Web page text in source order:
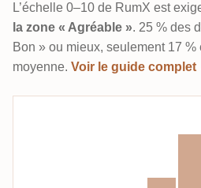
L’échelle 0–10 de RumX est
la zone « Agréable ». 25 % des
Bon » ou mieux, seulement 17 %
moyenne. Voir le guide complet